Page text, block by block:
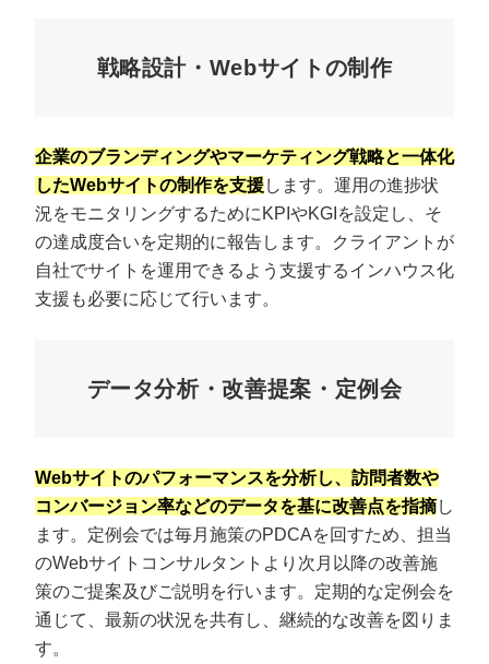
戦略設計・Webサイトの制作
企業のブランディングやマーケティング戦略と一体化
したWebサイトの制作を支援します。運用の進捗状
況をモニタリングするためにKPIやKGIを設定し、そ
の達成度合いを定期的に報告します。クライアントが
自社でサイトを運用できるよう支援するインハウス化
支援も必要に応じて行います。
データ分析・改善提案・定例会
Webサイトのパフォーマンスを分析し、訪問者数や
コンバージョン率などのデータを基に改善点を指摘し
ます。定例会では毎月施策のPDCAを回すため、担当
のWebサイトコンサルタントより次月以降の改善施
策のご提案及びご説明を行います。定期的な定例会を
通じて、最新の状況を共有し、継続的な改善を図りま
す。